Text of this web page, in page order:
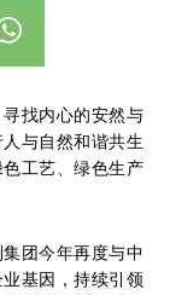
找内心的安然与
与自然和谐共生
工艺、绿色生产
团今年再度与中
基因，持续引领